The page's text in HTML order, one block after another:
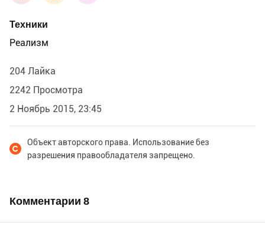
Техники
Реализм
204 Лайка
2242 Просмотра
2 Ноябрь 2015, 23:45
Объект авторского права. Использование без
разрешения правообладателя запрещено.
Комментарии 8